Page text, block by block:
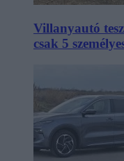
Villanyautó
csak 5